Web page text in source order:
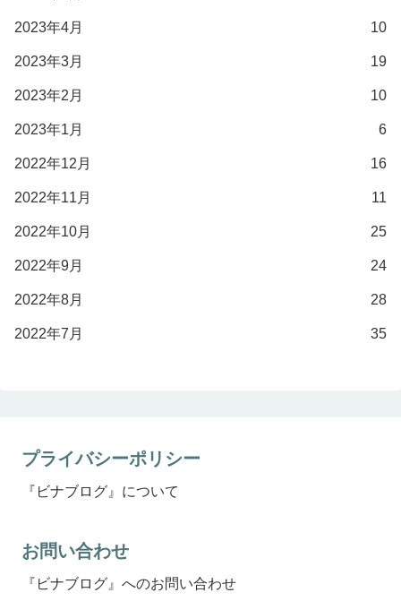
2023年4月 10
2023年3月 19
2023年2月 10
2023年1月 6
2022年12月 16
2022年11月 11
2022年10月 25
2022年9月 24
2022年8月 28
2022年7月 35
プライバシーポリシー
『ビナブログ』について
お問い合わせ
『ビナブログ』へのお問い合わせ